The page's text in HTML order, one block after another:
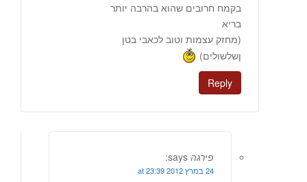
בקמח חרובים שהוא בהרבה יותר
בריא
(מחזק עצמות וטוב לכאבי בטן
ןשלשולים)
Reply
פירגה says:
24 במרץ 2012 at 23:39